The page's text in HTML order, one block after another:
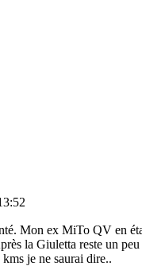
Mon ex MiTo QV en
la Giuletta reste un
je ne saurai dire..